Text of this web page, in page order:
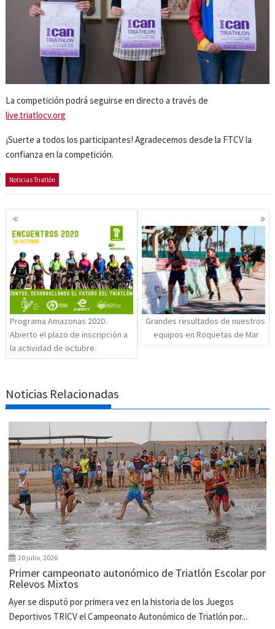
La competición podrá seguirse en directo a través de
live.triatlocv.org
¡Suerte a todos los participantes! Agradecemos desde la FTCV la
confianza en la competición.
Noticias Triatlón
Navegación
de
entradas
Programa Amazonas 2020.
Abierto el plazo de inscripción a
la actividad de octubre.
Grandes resultados de nuestros
equipos en Roquetas de Mar
Noticias Relacionadas
20 julio, 2026
Primer campeonato autonómico de Triatlón Escolar por
Relevos Mixtos
Ayer se disputó por primera vez en la historia de los Juegos
Deportivos TRICV el Campeonato Autonómico de Triatlón por...